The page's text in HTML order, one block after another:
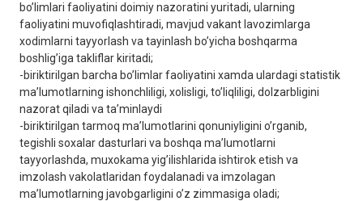
bo’limlari faoliyatini doimiy nazoratini yuritadi, ularning
faoliyatini muvofiqlashtiradi, mavjud vakant lavozimlarga
xodimlarni tayyorlash va tayinlash bo’yicha boshqarma
boshlig’iga takliflar kiritadi;
-biriktirilgan barcha bo’limlar faoliyatini xamda ulardagi statistik
ma’lumotlarning ishonchliligi, xolisligi, to’liqliligi, dolzarbligini
nazorat qiladi va ta’minlaydi
-biriktirilgan tarmoq ma’lumotlarini qonuniyligini o’rganib,
tеgishli soxalar dasturlari va boshqa ma’lumotlarni
tayyorlashda, muxokama yig’ilishlarida ishtirok etish va
imzolash vakolatlaridan foydalanadi va imzolagan
ma’lumotlarning javobgarligini o’z zimmasiga oladi;